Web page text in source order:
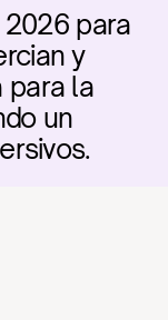
para
y
para la
un